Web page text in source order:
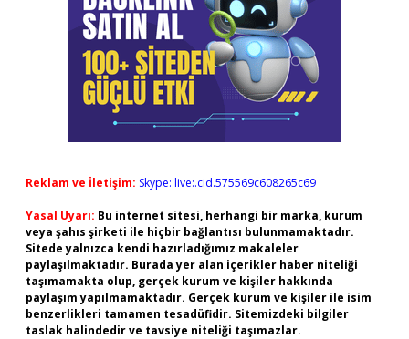
Reklam ve İletişim: Skype: live:.cid.575569c608265c69
Yasal Uyarı: Bu internet sitesi, herhangi bir marka, kurum
veya şahıs şirketi ile hiçbir bağlantısı bulunmamaktadır.
Sitede yalnızca kendi hazırladığımız makaleler
paylaşılmaktadır. Burada yer alan içerikler haber niteliği
taşımamakta olup, gerçek kurum ve kişiler hakkında
paylaşım yapılmamaktadır. Gerçek kurum ve kişiler ile isim
benzerlikleri tamamen tesadüfidir. Sitemizdeki bilgiler
taslak halindedir ve tavsiye niteliği taşımazlar.